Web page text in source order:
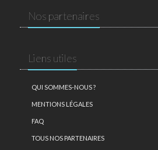
Nos partenaires
Liens utiles
QUI SOMMES-NOUS ?
MENTIONS LÉGALES
FAQ
TOUS NOS PARTENAIRES